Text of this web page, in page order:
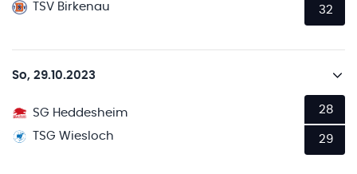
TSV Birkenau
32
So, 29.10.2023
SG Heddesheim
TSG Wiesloch
28
29